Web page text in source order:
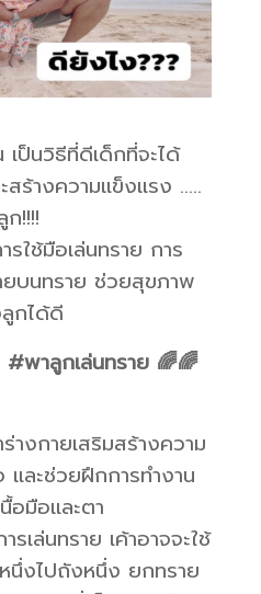
ป็นวิธีที่ดีเด็กที่จะได้
ร้างความแข็งแรง …..
!!!!
ใช้มือเล่นทราย การ
ยบนทราย ช่วยสุขภาพ
กได้ดี
พาลูกเล่นทราย 🌈🌈
างกายเสริมสร้างความ
และช่วยฝึกการทำงาน
อมือและตา
เล่นทราย เค้าอาจจะใช้
นึ่งไปถังหนึ่ง ยกทราย